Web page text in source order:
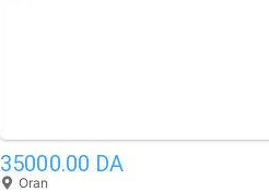
35000.00 DA
Oran